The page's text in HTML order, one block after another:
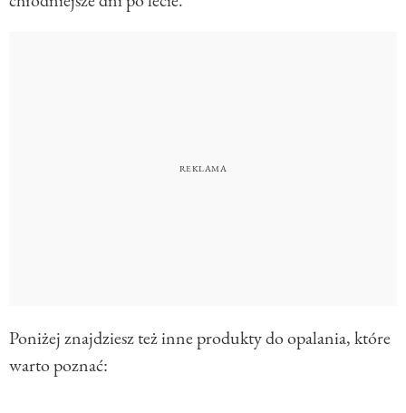
Poniżej znajdziesz też inne produkty do opalania, które
warto poznać: